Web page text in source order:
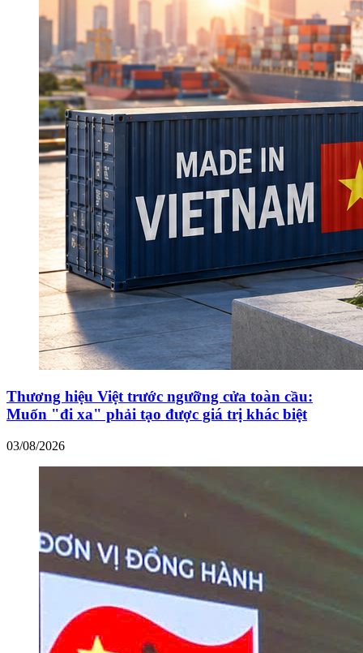
Thương hiệu Việt trước ngưỡng cửa toàn cầu:
Muốn "đi xa" phải tạo được giá trị khác biệt
03/08/2026